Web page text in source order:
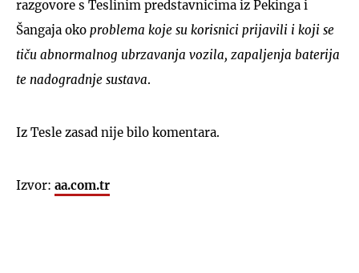
razgovore s Teslinim predstavnicima iz Pekinga i
Šangaja oko problema koje su korisnici prijavili i koji se
tiču abnormalnog ubrzavanja vozila, zapaljenja baterija
te nadogradnje sustava.
Iz Tesle zasad nije bilo komentara.
Izvor: aa.com.tr